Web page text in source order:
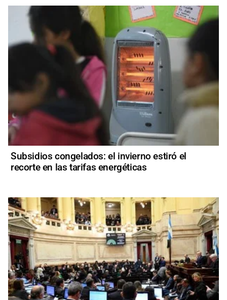
Subsidios congelados: el invierno estiró el
recorte en las tarifas energéticas